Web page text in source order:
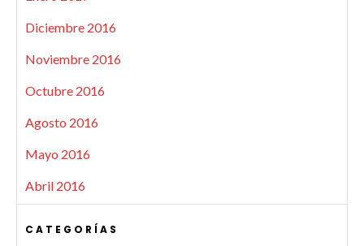
Diciembre 2016
Noviembre 2016
Octubre 2016
Agosto 2016
Mayo 2016
Abril 2016
CATEGORÍAS